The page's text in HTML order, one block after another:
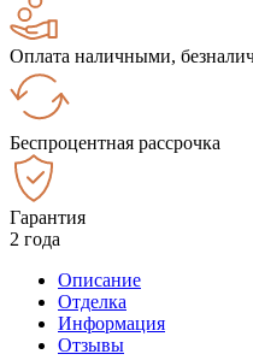
Оплата наличными,
Беспроцентная рассрочка
Гарантия
2 года
Описание
Отделка
Информация
Отзывы